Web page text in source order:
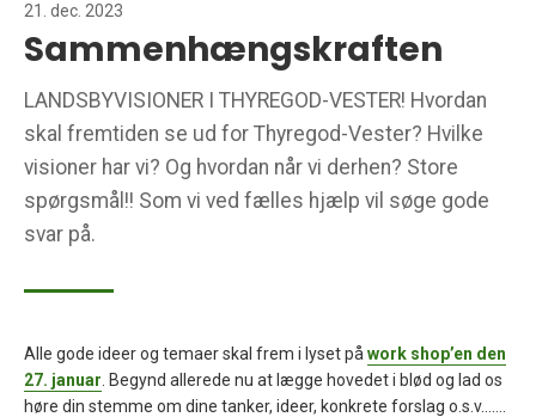
21. dec. 2023
Sammenhængskraften
LANDSBYVISIONER I THYREGOD-VESTER! Hvordan
skal fremtiden se ud for Thyregod-Vester? Hvilke
visioner har vi? Og hvordan når vi derhen? Store
spørgsmål!! Som vi ved fælles hjælp vil søge gode
svar på.
Alle gode ideer og temaer skal frem i lyset på work shop’en den
27. januar . Begynd allerede nu at lægge hovedet i blød og lad os
høre din stemme om dine tanker, ideer, konkrete forslag o.s.v…….